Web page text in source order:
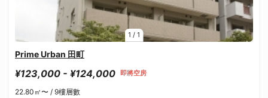
1 / 1
Prime Urban 田町
¥123,000 - ¥124,000 即將空房
22.80㎡〜 / 9樓層數